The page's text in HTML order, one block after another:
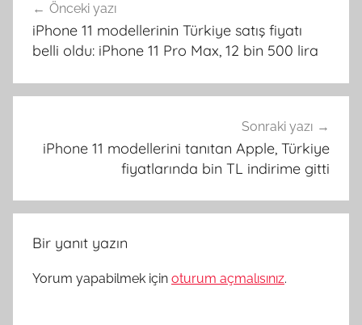
gezinmesi
Önceki yazı
iPhone 11 modellerinin Türkiye satış fiyatı
belli oldu: iPhone 11 Pro Max, 12 bin 500 lira
Sonraki yazı
iPhone 11 modellerini tanıtan Apple, Türkiye
fiyatlarında bin TL indirime gitti
Bir yanıt yazın
Yorum yapabilmek için oturum açmalısınız.